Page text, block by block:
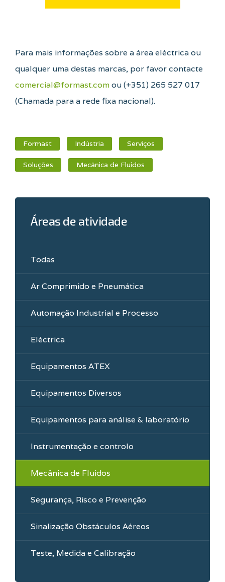
Para mais informações sobre a área eléctrica ou
qualquer uma destas marcas, por favor contacte
comercial@formast.comou (+351) 265 527 017
(Chamada para a rede fixa nacional).
Formast Indústria Serviços
Soluções Mecânica de Fluidos
Áreas de atividade
Todas
Ar Comprimido e Pneumática
Automação Industrial e Processo
Eléctrica
Equipamentos ATEX
Equipamentos Diversos
Equipamentos para análise & laboratório
Instrumentação e controlo
Mecânica de Fluidos
Segurança, Risco e Prevenção
Sinalização Obstáculos Aéreos
Teste, Medida e Calibração